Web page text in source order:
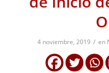
4 noviembre, 2019 / en